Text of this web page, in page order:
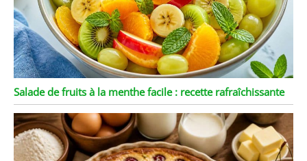
Salade de fruits à la menthe facile : recette rafraîchissante